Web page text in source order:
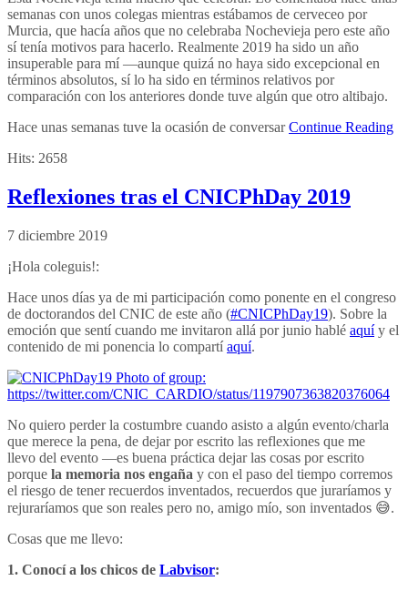
semanas con unos colegas mientras estábamos de cerveceo por
Murcia, que hacía años que no celebraba Nochevieja pero este año
sí tenía motivos para hacerlo. Realmente 2019 ha sido un año
insuperable para mí —aunque quizá no haya sido excepcional en
términos absolutos, sí lo ha sido en términos relativos por
comparación con los anteriores donde tuve algún que otro altibajo.
Hace unas semanas tuve la ocasión de conversarContinue Reading
Hits: 2658
Reflexiones tras el CNICPhDay 2019
7 diciembre 2019
¡Hola coleguis!:
Hace unos días ya de mi participación como ponente en el congreso
de doctorandos del CNIC de este año (#CNICPhDay19). Sobre la
emoción que sentí cuando me invitaron allá por junio hablé aquíy el
contenido de mi ponencia lo compartíaquí.
No quiero perder la costumbre cuando asisto a algún evento/charla
que merece la pena, de dejar por escrito las reflexiones que me
llevo del evento —es buena práctica dejar las cosas por escrito
porque la memoria nos engaña y con el paso del tiempo corremos
el riesgo de tener recuerdos inventados, recuerdos que juraríamos y
rejuraríamos que son reales pero no, amigo mío, son inventados 😅.
Cosas que me llevo:
1. Conocí a los chicos de Labvisor: